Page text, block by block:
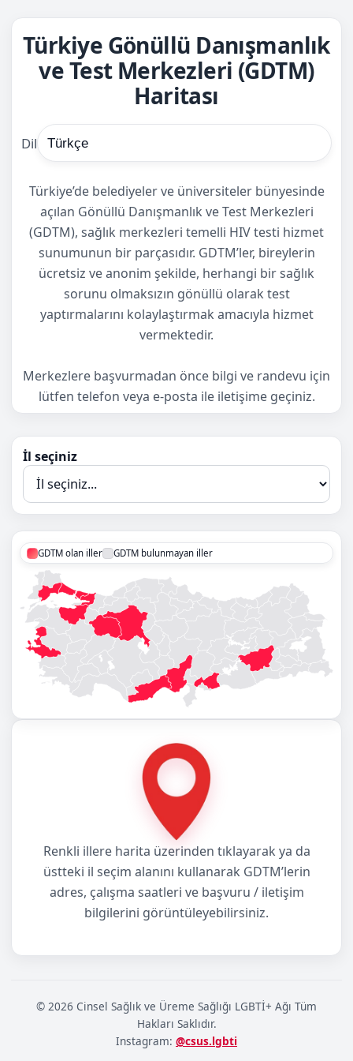
Türkiye Gönüllü Danışmanlık
ve Test Merkezleri (GDTM)
Haritası
Dil
Türkiye’de belediyeler ve üniversiteler bünyesinde
açılan Gönüllü Danışmanlık ve Test Merkezleri
(GDTM), sağlık merkezleri temelli HIV testi hizmet
sunumunun bir parçasıdır. GDTM’ler, bireylerin
ücretsiz ve anonim şekilde, herhangi bir sağlık
sorunu olmaksızın gönüllü olarak test
yaptırmalarını kolaylaştırmak amacıyla hizmet
vermektedir.
Merkezlere başvurmadan önce bilgi ve randevu için
lütfen telefon veya e-posta ile iletişime geçiniz.
İl seçiniz
GDTM olan iller GDTM bulunmayan iller
Renkli illere harita üzerinden tıklayarak ya da
üstteki il seçim alanını kullanarak GDTM’lerin
adres, çalışma saatleri ve başvuru / iletişim
bilgilerini görüntüleyebilirsiniz.
Merkez bilgilerini
© 2026 Cinsel Sağlık ve Üreme Sağlığı LGBTİ+ Ağı Tüm
Hakları Saklıdır.
Instagram: @csus.lgbti